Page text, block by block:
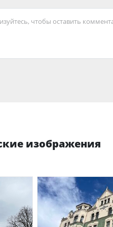
чтобы оставить
изображения